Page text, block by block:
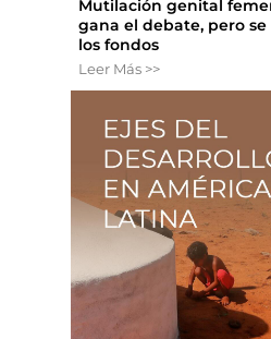
Mutilación genital
gana el debate, pero
los fondos
Leer Más >>